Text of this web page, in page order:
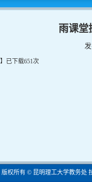
雨课堂
】已下载651次
版权所有 © 昆明理工大学教务处